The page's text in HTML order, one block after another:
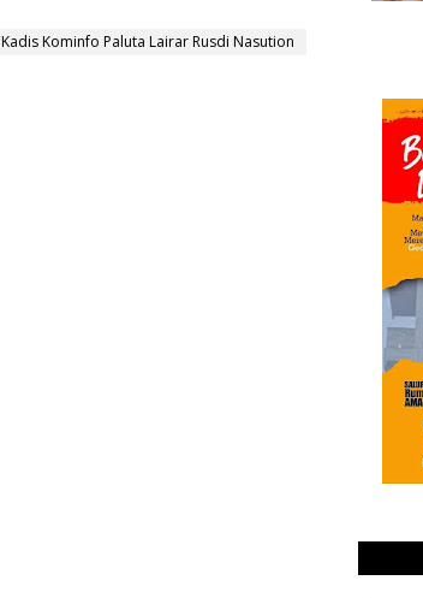
Kadis Kominfo Paluta Lairar Rusdi Nasution